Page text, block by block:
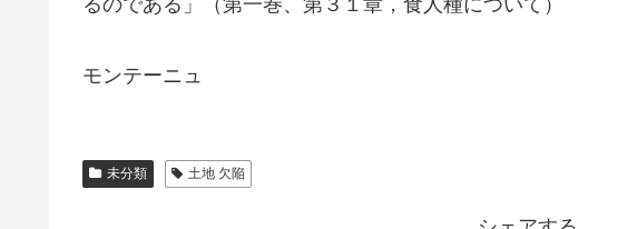
モンテーニュ
未分類 土地 欠陥